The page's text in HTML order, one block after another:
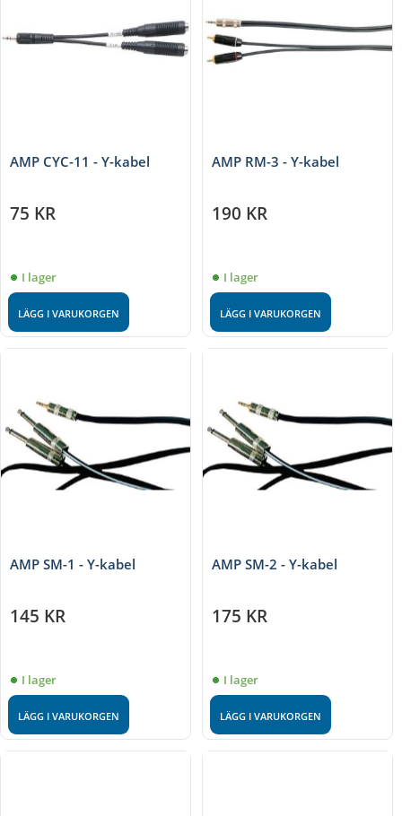
AMP CYC-11 - Y-kabel
75 KR
I lager
LÄGG I VARUKORGEN
AMP RM-3 - Y-kabel
190 KR
I lager
LÄGG I VARUKORGEN
AMP SM-1 - Y-kabel
145 KR
I lager
LÄGG I VARUKORGEN
AMP SM-2 - Y-kabel
175 KR
I lager
LÄGG I VARUKORGEN